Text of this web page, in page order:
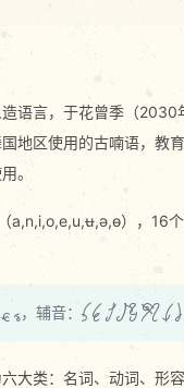
语言，于花曾季（2030
地区使用的古喃语，
。
a,n,i,o,e,u,ʉ,ə,ɵ），16
r，辅音： s z f w p j h l N
大类：名词、动词、形